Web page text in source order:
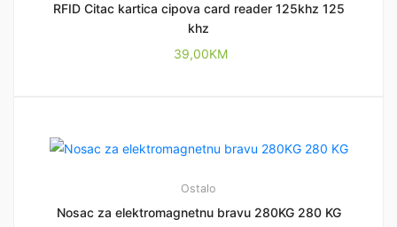
RFID Citac kartica cipova card reader 125khz 125
khz
39,00KM
Ostalo
Nosac za elektromagnetnu bravu 280KG 280 KG